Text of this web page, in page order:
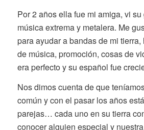
Por 2 años ella fue mi amiga, vi
música extrema y metalera. Me
para ayudar a bandas de mi
de música, promoción, cosas de
era perfecto y su español fue
Nos dimos cuenta de que
común y con el pasar los años
parejas… cada uno en su tierra
conocer alguien especial y